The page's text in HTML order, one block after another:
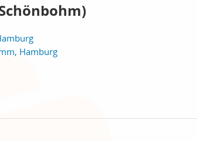
Hamburg